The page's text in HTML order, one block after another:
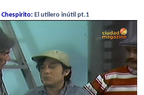
Chespirito: El utilero inútil pt.1